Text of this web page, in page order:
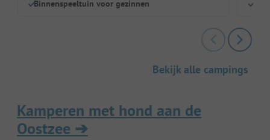
Binnenspeeltuin voor gezinnen
Bekijk alle campings
Kamperen met hond aan de
Oostzee ➔